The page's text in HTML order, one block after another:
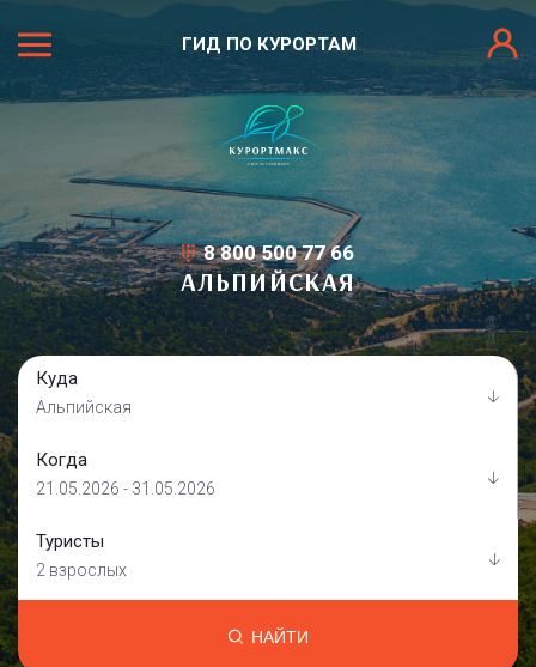
ГИД ПО КУРОРТАМ
8 800 500 77 66
АЛЬПИЙСКАЯ
Куда
Альпийская
Когда
21.05.2026 - 31.05.2026
Туристы
2 взрослых
НАЙТИ